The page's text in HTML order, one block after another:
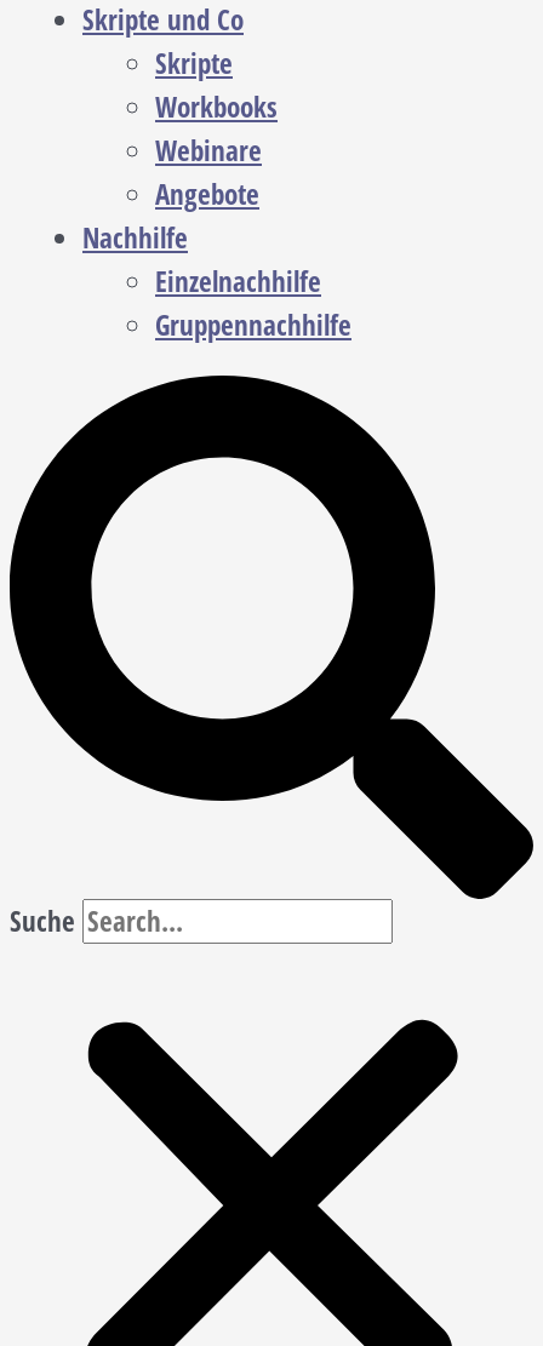
Skripte und Co
Skripte
Workbooks
Webinare
Angebote
Nachhilfe
Einzelnachhilfe
Gruppennachhilfe
Suche